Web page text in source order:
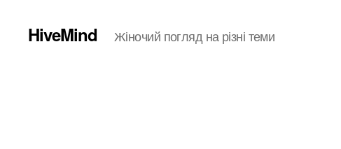
HiveMind Жіночий погляд на різні теми